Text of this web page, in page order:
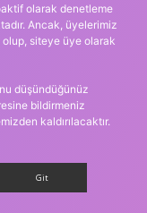
olarak denetleme
Ancak, üyelerimiz
olup, siteye üye olarak
düşündüğünüz
bildirmeniz
kaldırılacaktır.